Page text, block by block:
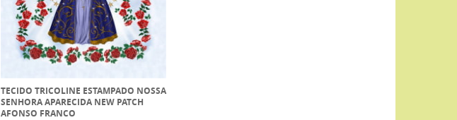
TECIDO TRICOLINE ESTAMPADO NOSSA
SENHORA APARECIDA NEW PATCH
AFONSO FRANCO